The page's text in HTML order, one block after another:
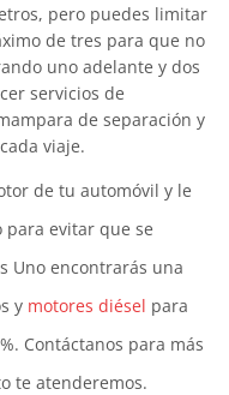
pero puedes limitar
de tres para que no
uno adelante y dos
servicios de
de separación y
viaje.
de tu automóvil y le
evitar que se
Uno encontrarás una
y motores diésel para
Contáctanos para más
te atenderemos.